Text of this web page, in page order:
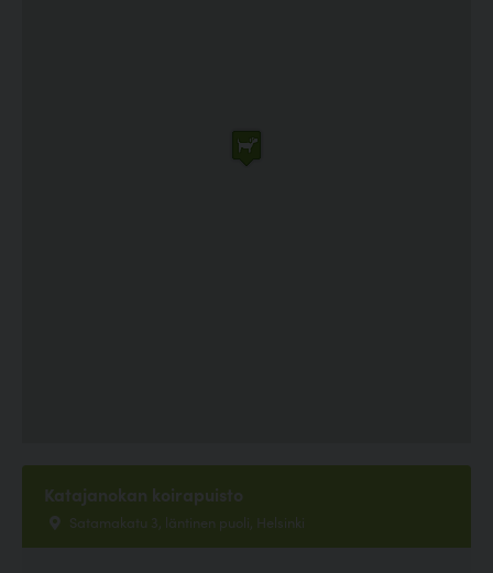
Katajanokan koirapuisto
Satamakatu 3, läntinen puoli, Helsinki